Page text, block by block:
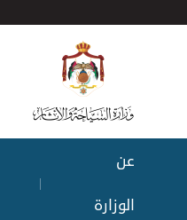
عن
الوزارة
|